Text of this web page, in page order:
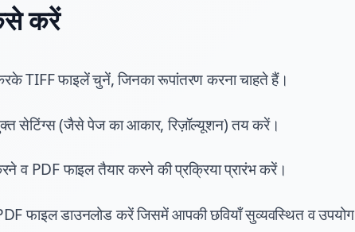
करें
TIFF फाइलें चुनें, जिनका रूपांतरण करना चाहते हैं।
सेटिंग्स (जैसे पेज का आकार, रिज़ॉल्यूशन) तय करें।
व PDF फाइल तैयार करने की प्रक्रिया प्रारंभ करें।
फाइल डाउनलोड करें जिसमें आपकी छवियाँ सुव्यवस्थित व उपयोग